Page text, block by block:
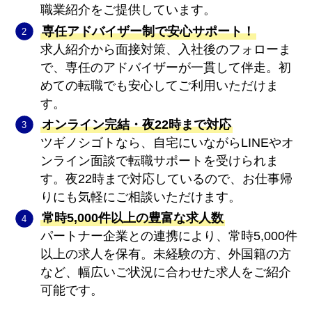
職業紹介をご提供しています。
専任アドバイザー制で安心サポート！
求人紹介から面接対策、入社後のフォローま
で、専任のアドバイザーが一貫して伴走。初
めての転職でも安心してご利用いただけま
す。
オンライン完結・夜22時まで対応
ツギノシゴトなら、自宅にいながらLINEやオ
ンライン面談で転職サポートを受けられま
す。夜22時まで対応しているので、お仕事帰
りにも気軽にご相談いただけます。
常時5,000件以上の豊富な求人数
パートナー企業との連携により、常時5,000件
以上の求人を保有。未経験の方、外国籍の方
など、幅広いご状況に合わせた求人をご紹介
可能です。